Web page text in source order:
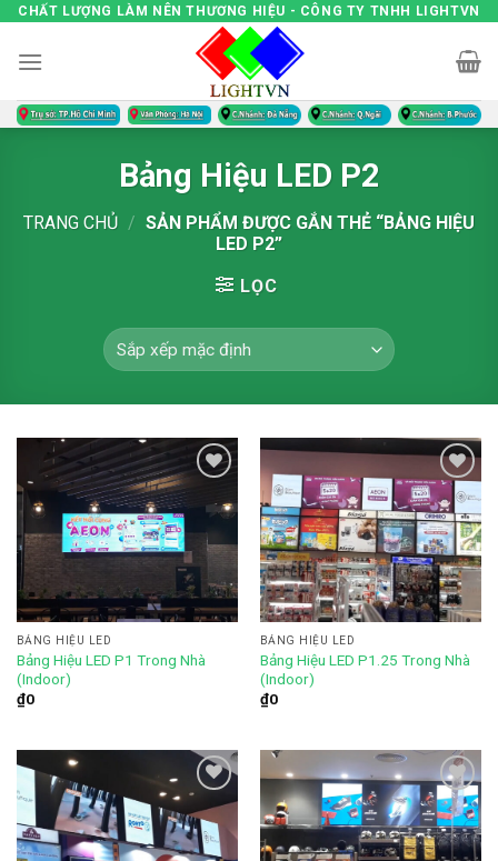
Skip
content
CHẤT LƯỢNG LÀM NÊN THƯƠNG HIỆU - CÔNG TY TNHH LIGHTVN
Bảng Hiệu LED P2
TRANG CHỦ / SẢN PHẨM ĐƯỢC GẮN THẺ “BẢNG HIỆU
LED P2”
LỌC
Add to
wishlist
BẢNG HIỆU LED
Bảng Hiệu LED P1 Trong Nhà
(Indoor)
₫0
Add to
wishlist
BẢNG HIỆU LED
Bảng Hiệu LED P1.25 Trong Nhà
(Indoor)
₫0
Add to
Add to